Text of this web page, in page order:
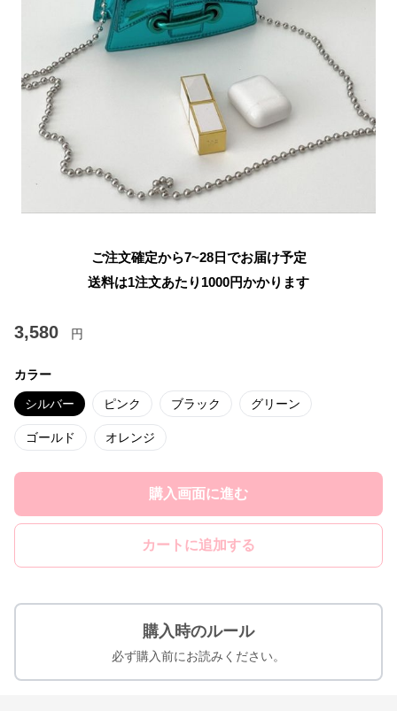
ご注文確定から7~28日でお届け予定
送料は1注文あたり 1000円かかります
3,580 円
カラー
シルバー ピンク ブラック グリーン
ゴールド オレンジ
購入画面に進む
カートに追加する
購入時のルール
必ず購入前にお読みください。